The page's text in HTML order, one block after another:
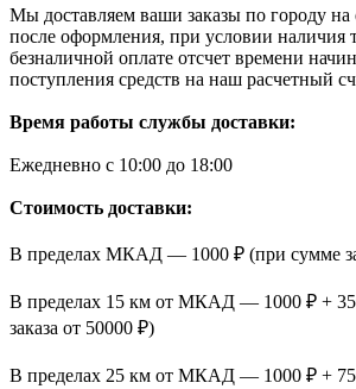
Мы доставляем ваши заказы по городу
после оформления, при условии наличия
безналичной оплате отсчет времени
поступления средств на наш расчетный
Время работы службы доставки:
Ежедневно с 10:00 до 18:00
Стоимость доставки:
В пределах МКАД — 1000 ₽ (при сумме
В пределах 15 км от МКАД — 1000 ₽ +
заказа от 50000 ₽)
В пределах 25 км от МКАД — 1000 ₽ +